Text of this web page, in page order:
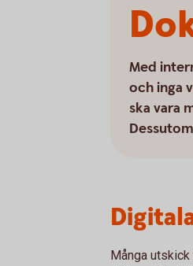
Med
och inga
ska vara
Många